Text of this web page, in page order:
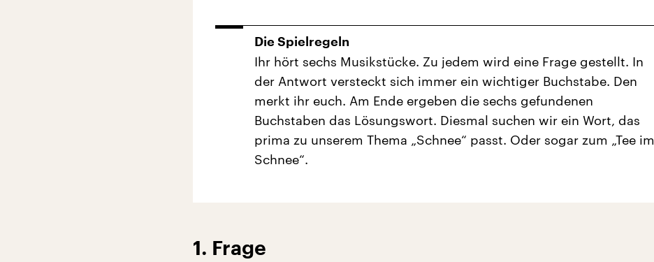
Die Spielregeln
Ihr hört sechs Musikstücke. Zu jedem wird eine Frage gestellt. In
der Antwort versteckt sich immer ein wichtiger Buchstabe. Den
merkt ihr euch. Am Ende ergeben die sechs gefundenen
Buchstaben das Lösungswort. Diesmal suchen wir ein Wort, das
prima zu unserem Thema „Schnee“ passt. Oder sogar zum „Tee im
Schnee“.
1. Frage